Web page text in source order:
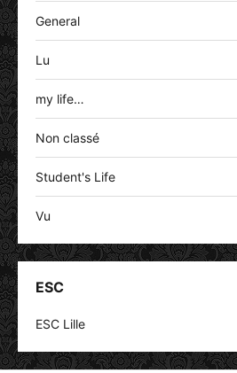
General
Lu
my life…
Non classé
Student's Life
Vu
ESC
ESC Lille